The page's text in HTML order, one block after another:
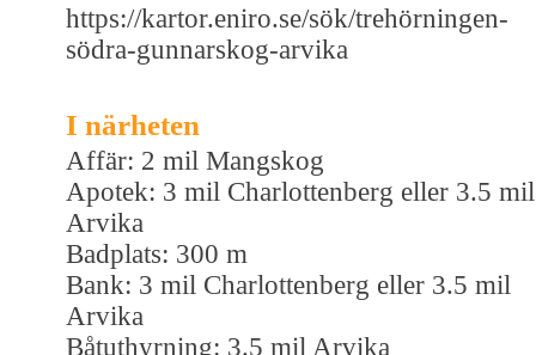
https://kartor.eniro.se/sök/trehörningen-
södra-gunnarskog-arvika
I närheten
Affär: 2 mil Mangskog
Apotek: 3 mil Charlottenberg eller 3.5 mil
Arvika
Badplats: 300 m
Bank: 3 mil Charlottenberg eller 3.5 mil
Arvika
Båtuthyrning: 3.5 mil Arvika